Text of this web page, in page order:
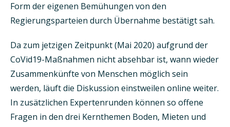
Form der eigenen Bemühungen von den
Regierungsparteien durch Übernahme bestätigt sah.
Da zum jetzigen Zeitpunkt (Mai 2020) aufgrund der
CoVid19-Maßnahmen nicht absehbar ist, wann wieder
Zusammenkünfte von Menschen möglich sein
werden, läuft die Diskussion einstweilen online weiter.
In zusätzlichen Expertenrunden können so offene
Fragen in den drei Kernthemen Boden, Mieten und